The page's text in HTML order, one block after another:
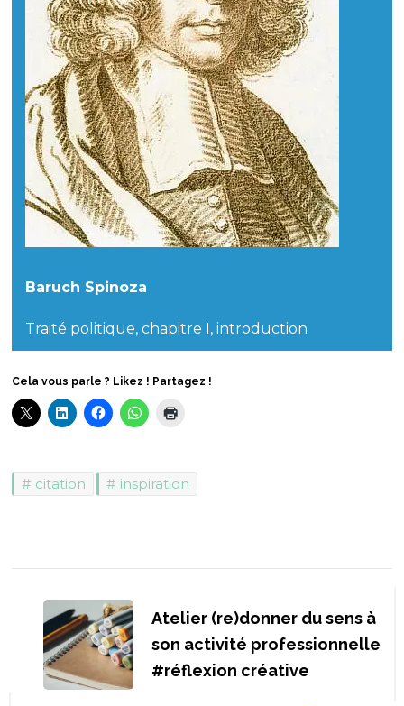
Baruch Spinoza
Traité politique, chapitre I, introduction
Cela vous parle ? Likez ! Partagez !
citation inspiration
d'article
Atelier (re)donner du sens à
son activité professionnelle
#réflexion créative